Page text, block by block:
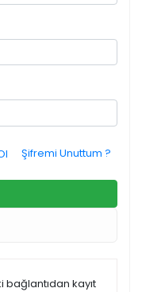
Şifremi Unuttum ?
kayıt